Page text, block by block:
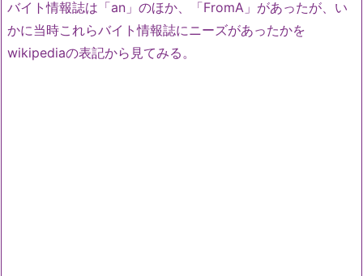
バイト情報誌は「an」のほか、「FromA」があったが、い
かに当時これらバイト情報誌にニーズがあったかを
wikipediaの表記から見てみる。